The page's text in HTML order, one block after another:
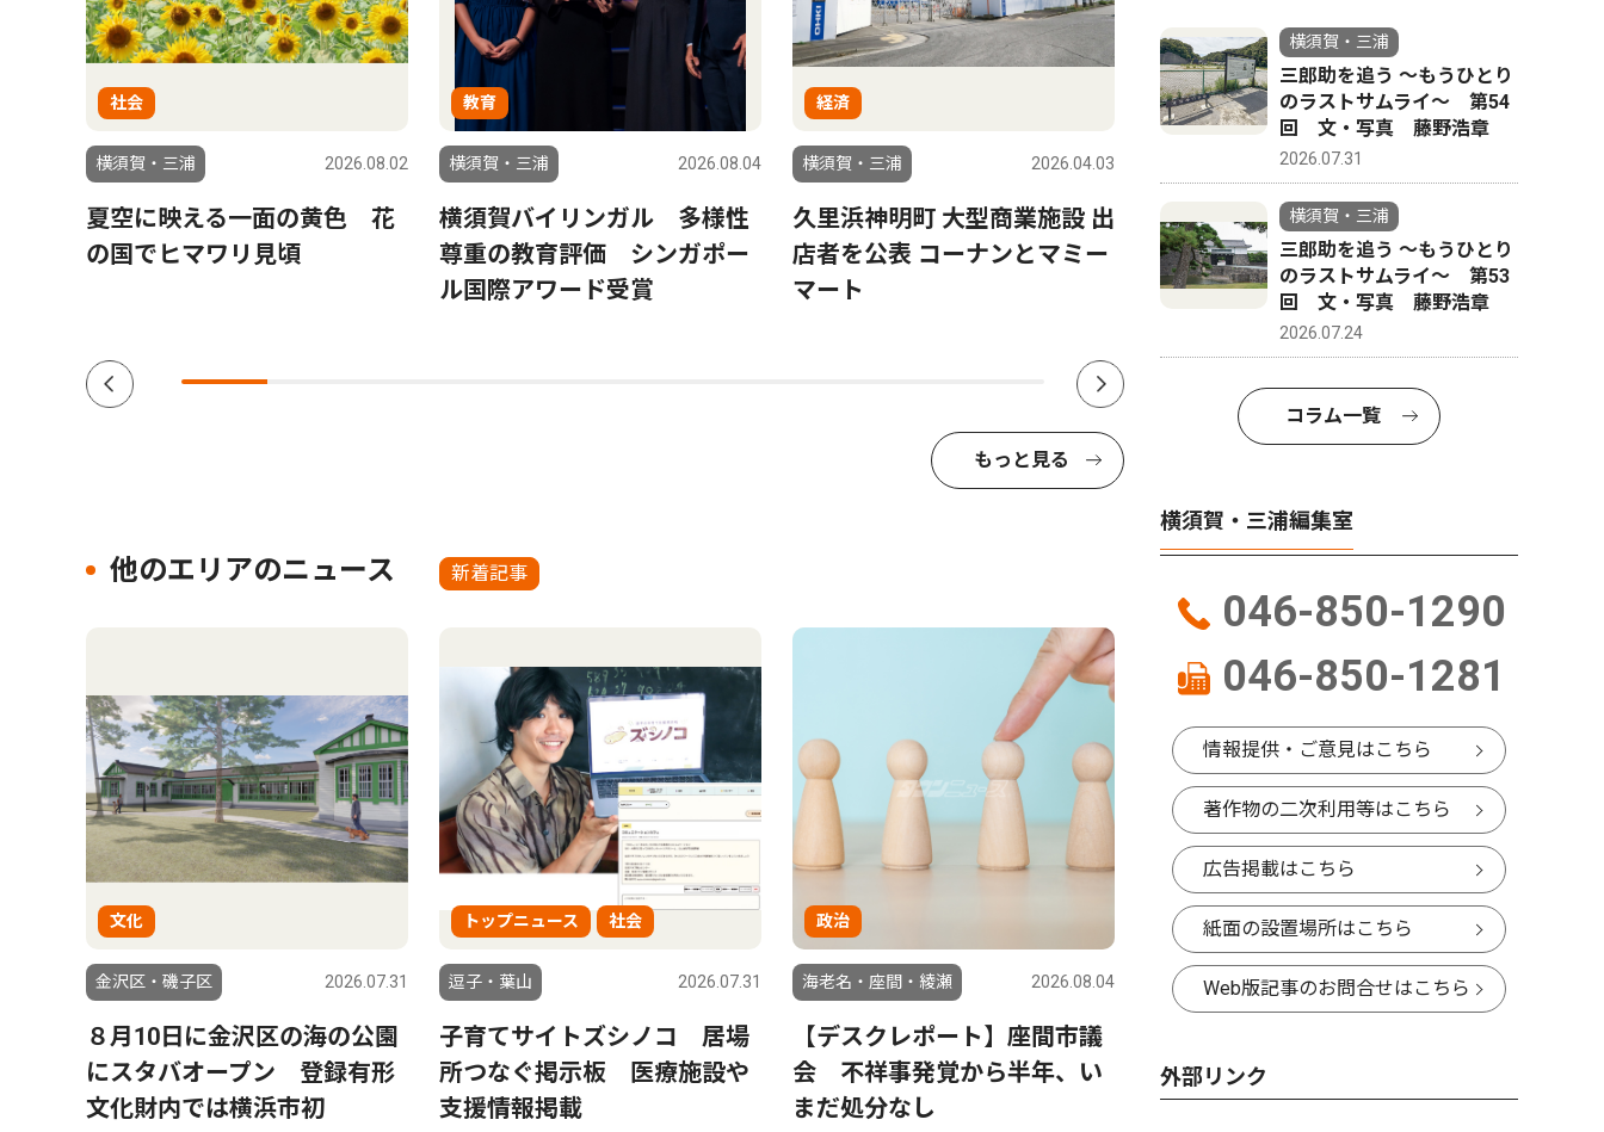
社会
横須賀・三浦 2026.08.02
夏空に映える一面の黄色 花
の国でヒマワリ見頃
教育
横須賀・三浦 2026.08.04
横須賀バイリンガル 多様性
尊重の教育評価 シンガポー
ル国際アワード受賞
経済
横須賀・三浦 2026.04.03
久里浜神明町 大型商業施設 出
店者を公表 コーナンとマミー
マート
文化
兄弟ピアノデュオ「レ・フレ
ール」 始まりの地で鳴らす
４手連弾 メジャーデビュー
「リア
横須賀高
もっと見る
他のエリアのニュース 新着記事
文化
金沢区・磯子区 2026.07.31
８月10日に金沢区の海の公園
にスタバオープン 登録有形
文化財内では横浜市初
トップニュース 社会
逗子・葉山 2026.07.31
子育てサイトズシノコ 居場
所つなぐ掲示板 医療施設や
支援情報掲載
政治
海老名・座間・綾瀬 2026.08.04
【デスクレポート】座間市議
会 不祥事発覚から半年、い
まだ処分なし
横須賀・三浦
三郎助を追う 〜もうひとり
のラストサムライ〜 第54
回 文・写真 藤野浩章
2026.07.31
横須賀・三浦
三郎助を追う 〜もうひとり
のラストサムライ〜 第53
回 文・写真 藤野浩章
2026.07.24
コラム一覧
横須賀・三浦編集室
046-850-1290
046-850-1281
情報提供・ご意見はこちら
著作物の二次利用等はこちら
広告掲載はこちら
紙面の設置場所はこちら
Web版記事のお問合せはこちら
外部リンク